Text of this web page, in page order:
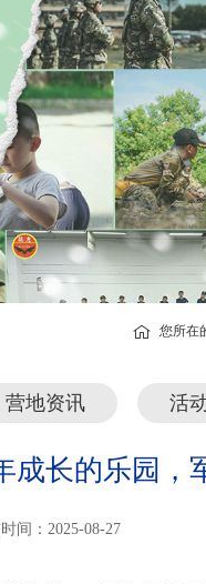
您所在
营地资讯 活
成长的乐园，
间：2025-08-27